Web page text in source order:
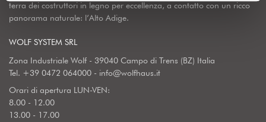
terra dei costruttori in legno per eccellenza, a contatto con un ricco
panorama naturale: l’Alto Adige.
WOLF SYSTEM SRL
Zona Industriale Wolf - 39040 Campo di Trens (BZ) Italia
Tel. +39 0472 064000 - info@wolfhaus.it
Orari di apertura LUN-VEN:
8.00 - 12.00
13.00 - 17.00